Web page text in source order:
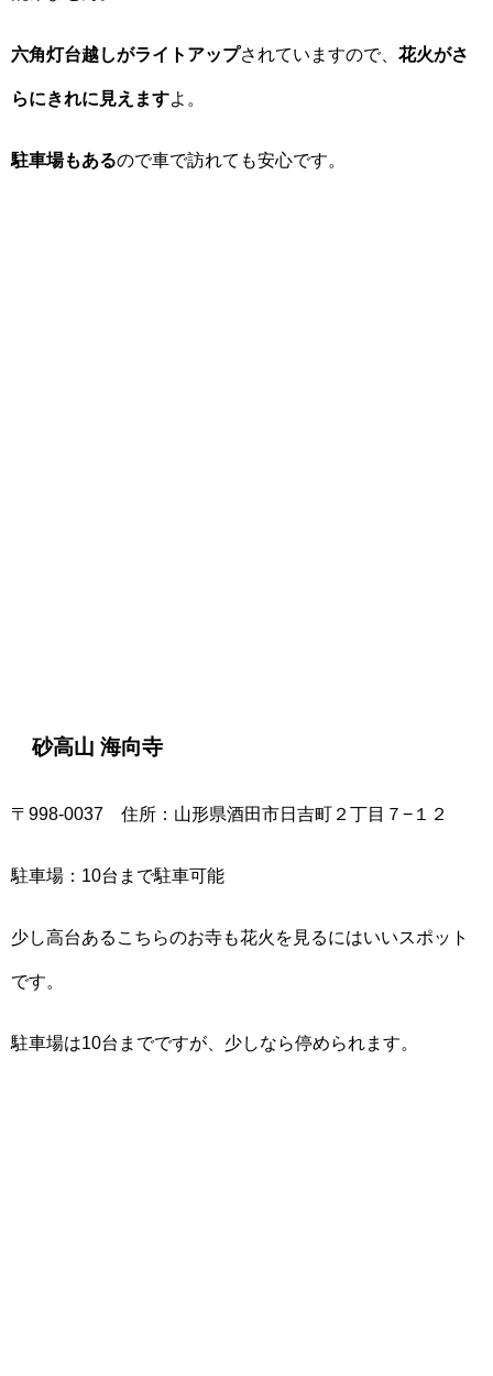
六角灯台越しがライトアップされていますので、 花火がさ
らにきれに見えます よ。
駐車場もあるので車で訪れても安心です。
砂高山 海向寺
〒998-0037 住所：山形県酒田市日吉町２丁目７−１２
駐車場：10台まで駐車可能
少し高台あるこちらのお寺も花火を見るにはいいスポット
です。
駐車場は10台までですが、少しなら停められます。